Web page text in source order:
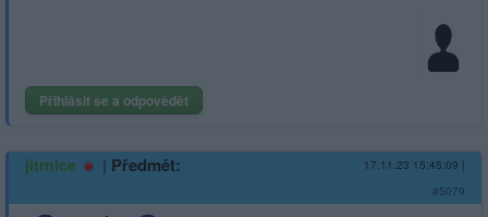
Přihlásit se a odpovědět
jitrnice | Předmět: 17.11.23 15:45:09 |
#5079